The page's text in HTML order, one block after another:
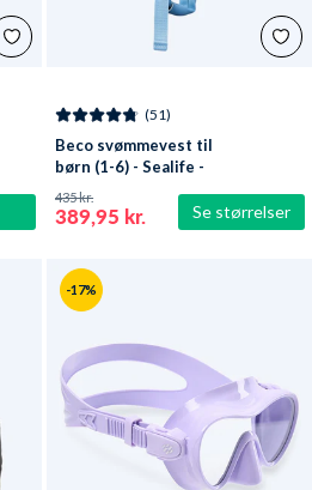
Se størrelser
(51)
Beco svømmevest til
børn (1-6) - Sealife -
Lyseblå/grøn
389,95 kr.
435 kr.
-17%